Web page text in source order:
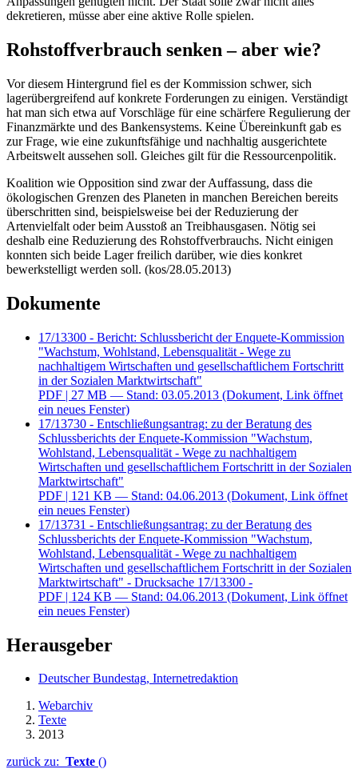
dekretieren, müsse aber eine aktive Rolle spielen.
Rohstoffverbrauch senken – aber wie?
Vor diesem Hintergrund fiel es der Kommission schwer, sich
lagerübergreifend auf konkrete Forderungen zu einigen. Verständigt
hat man sich etwa auf Vorschläge für eine schärfere Regulierung der
Finanzmärkte und des Bankensystems. Keine Übereinkunft gab es
zur Frage, wie eine zukunftsfähige und nachhaltig ausgerichtete
Arbeitswelt aussehen soll. Gleiches gilt für die Ressourcenpolitik.
Koalition wie Opposition sind zwar der Auffassung, dass die
ökologischen Grenzen des Planeten in manchen Bereichen bereits
überschritten sind, beispielsweise bei der Reduzierung der
Artenvielfalt oder beim Ausstoß an Treibhausgasen. Nötig sei
deshalb eine Reduzierung des Rohstoffverbrauchs. Nicht einigen
konnten sich beide Lager freilich darüber, wie dies konkret
bewerkstelligt werden soll. (kos/28.05.2013)
Dokumente
17/13300 - Bericht: Schlussbericht der Enquete-Kommission
"Wachstum, Wohlstand, Lebensqualität - Wege zu
nachhaltigem Wirtschaften und gesellschaftlichem Fortschritt
in der Sozialen Marktwirtschaft"
PDF | 27 MB — Stand: 03.05.2013 (Dokument, Link öffnet
ein neues Fenster)
17/13730 - Entschließungsantrag: zu der Beratung des
Schlussberichts der Enquete-Kommission "Wachstum,
Wohlstand, Lebensqualität - Wege zu nachhaltigem
Wirtschaften und gesellschaftlichem Fortschritt in der Sozialen
Marktwirtschaft"
PDF | 121 KB — Stand: 04.06.2013 (Dokument, Link öffnet
ein neues Fenster)
17/13731 - Entschließungsantrag: zu der Beratung des
Schlussberichts der Enquete-Kommission "Wachstum,
Wohlstand, Lebensqualität - Wege zu nachhaltigem
Wirtschaften und gesellschaftlichem Fortschritt in der Sozialen
Marktwirtschaft" - Drucksache 17/13300 -
PDF | 124 KB — Stand: 04.06.2013 (Dokument, Link öffnet
ein neues Fenster)
Herausgeber
Deutscher Bundestag, Internetredaktion
Webarchiv
Texte
2013
zurück zu: Texte ()